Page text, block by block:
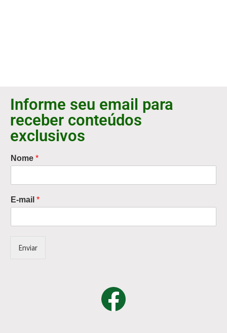
Informe seu email para
receber conteúdos
exclusivos
Nome *
E-mail *
Enviar